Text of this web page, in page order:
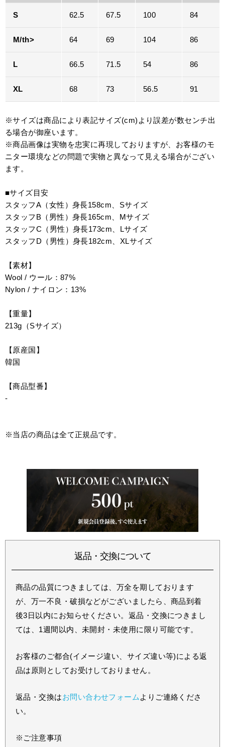
S 62.5 67.5 100 84
M/th> 64 69 104 86
L 66.5 71.5 54 86
XL 68 73 56.5 91
※サイズは商品により表記サイズ(cm)より誤差が数センチ出
る場合が御座います。
※商品画像は実物を忠実に再現しておりますが、お客様のモ
ニター環境などの問題で実物と異なって見える場合がござい
ます。
■サイズ目安
スタッフA（女性）身長158cm、Sサイズ
スタッフB（男性）身長165cm、Mサイズ
スタッフC（男性）身長173cm、Lサイズ
スタッフD（男性）身長182cm、XLサイズ
【素材】
Wool / ウール：87%
Nylon / ナイロン：13%
【重量】
213g（Sサイズ）
【原産国】
韓国
【商品型番】
-
※当店の商品は全て正規品です。
返品・交換について
商品の品質につきましては、万全を期しております
が、万一不良・破損などがございましたら、商品到着
後3日以内にお知らせください。返品・交換につきまし
ては、1週間以内、未開封・未使用に限り可能です。
お客様のご都合(イメージ違い、サイズ違い等)による返
品は原則としてお受けしておりません。
返品・交換はお問い合わせフォーム よりご連絡くださ
い。
※ご注意事項